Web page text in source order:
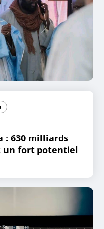
: 630 milliards
un fort potentiel